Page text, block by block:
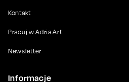
Kontakt
Pracuj w Adria Art
Newsletter
Informacje